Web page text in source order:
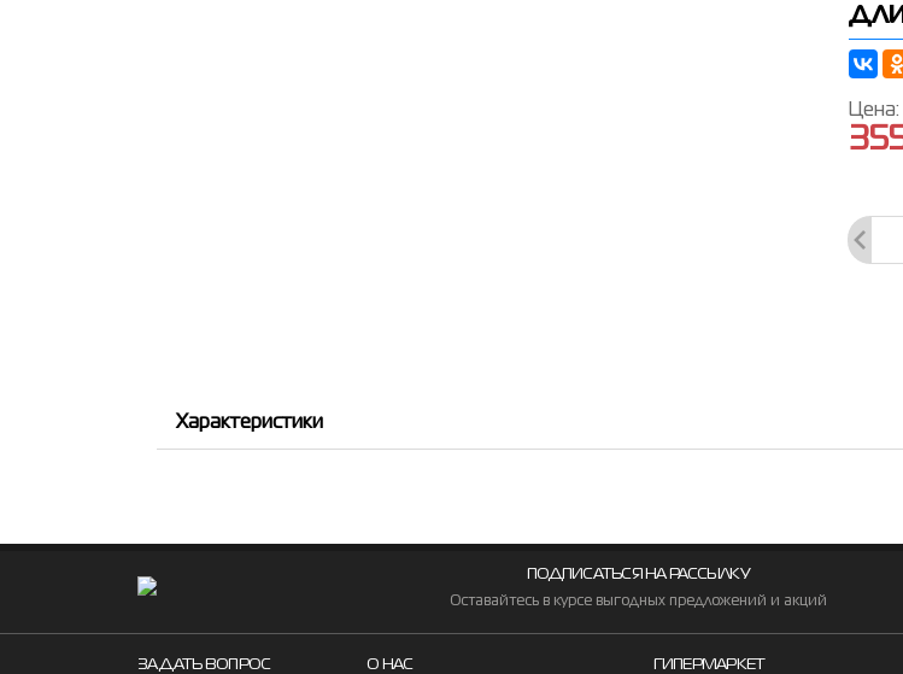
Цена:
Характеристики
ПОДПИСАТЬСЯ НА РАССЫЛКУ
Оставайтесь в курсе выгодных предложений и акций
ЗАДАТЬ ВОПРОС О НАС ГИПЕРМАРКЕТ